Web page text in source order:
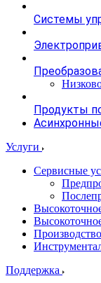
Системы
Продукты
Услуги
Сервисные
Поддержка